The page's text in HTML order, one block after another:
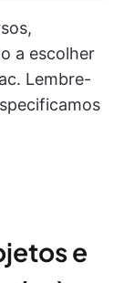
a escolher
Lembre-
e